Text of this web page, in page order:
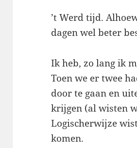
’t Werd tijd.
dagen wel beter
Ik heb, zo lang ik
Toen we er twee
door te gaan en
krijgen (al wisten
Logischerwijze
komen.